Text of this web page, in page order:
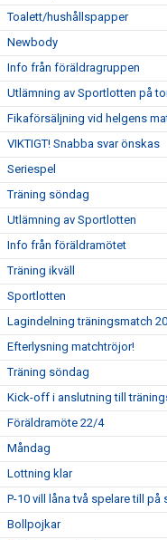
Toalett/hushållspapper
Newbody
Info från föräldragruppen
Utlämning av Sportlotten på
Fikaförsäljning vid helgens
VIKTIGT! Snabba svar önskas
Seriespel
Träning söndag
Utlämning av Sportlotten
Info från föräldramötet
Träning ikväll
Sportlotten
Lagindelning träningsmatch
Efterlysning matchtröjor!
Träning söndag
Kick-off i anslutning till
Föräldramöte 22/4
Måndag
Lottning klar
P-10 vill låna två spelare till på
Bollpojkar